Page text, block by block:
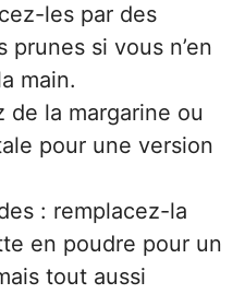
les par des
prunes si vous n’en
main.
de la margarine ou
pour une version
: remplacez-la
en poudre pour un
tout aussi